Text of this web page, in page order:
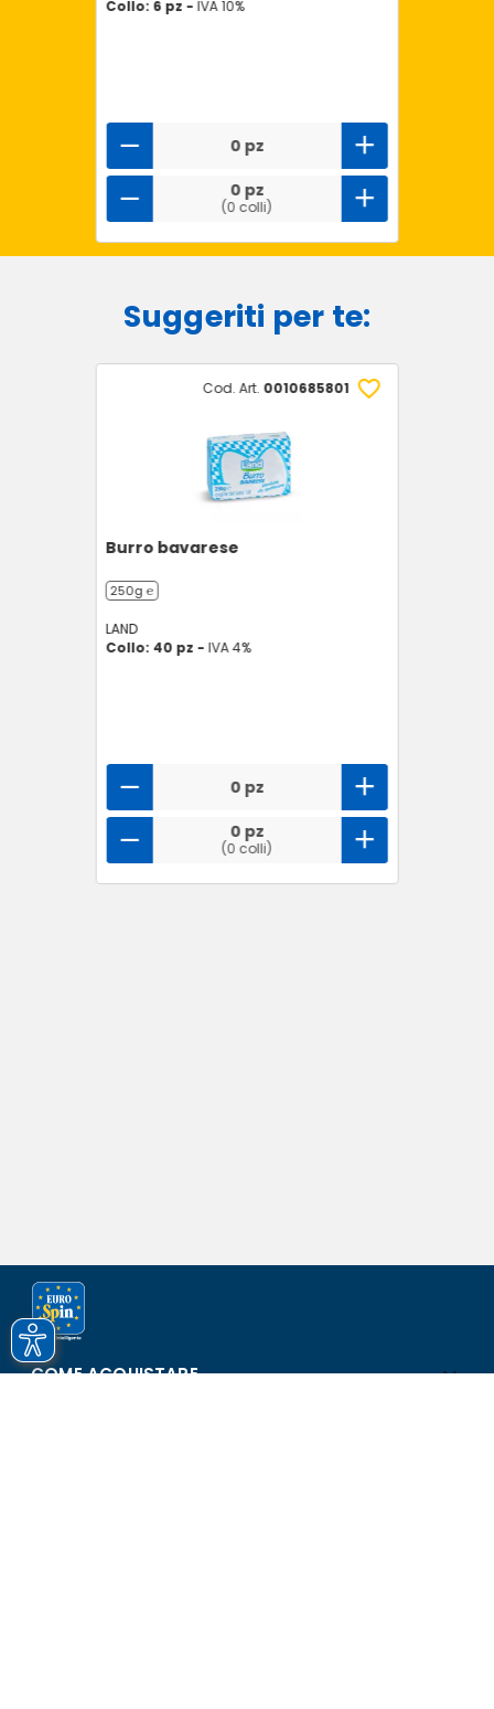
Collo: 6 pz - IVA 10%
0 pz
0 pz
(0 colli)
Suggeriti per te:
Cod. Art. 0010685801
Burro bavarese
250g ℮
LAND
Collo: 40 pz - IVA 4%
0 pz
0 pz
(0 colli)
COME ACQUISTARE